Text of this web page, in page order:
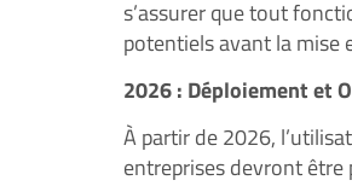
s’assurer que tout
potentiels avant la
2026 : Déploiement et
À partir de 2026,
entreprises devront être